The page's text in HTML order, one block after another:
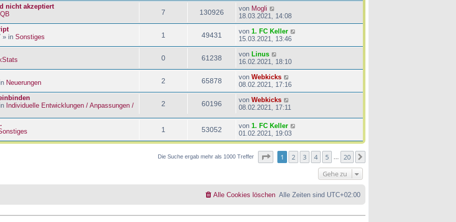
nicht akzeptiert
7 130926 von Mogli
18.03.2021, 14:08
» in Sonstiges 1 49431 von 1. FC Keller
15.03.2021, 13:46
0 61238 von Linus
16.02.2021, 18:10
Neuerungen 2 65878 von Webkicks
08.02.2021, 17:16
Individuelle Entwicklungen / Anpassungen /
2 60196 von Webkicks
08.02.2021, 17:11
1 53052 von 1. FC Keller
01.02.2021, 19:03
Die Suche ergab mehr als 1000 Treffer Seite von20
1 2 3 4 5 20
Gehe zu
Alle Zeiten sind UTC+02:00
Alle Cookies löschen